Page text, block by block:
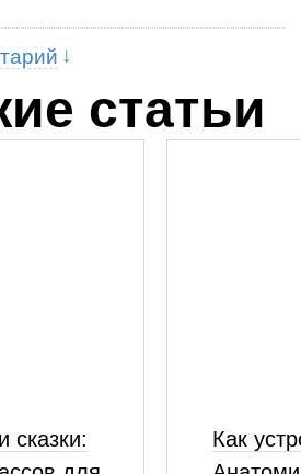
статьи
сказки:
Как